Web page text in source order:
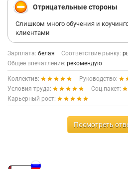
Отрицательные стороны
Слишком много обучения и
клиентами
Зарплата: белая Соответствие рынку:
Общее впечатление: рекомендую
Коллектив:
Руководство:
Условия труда:
Соц.пакет:
Карьерный рост:
Посмотреть